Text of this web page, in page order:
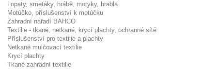
Lopaty, smetáky, hrábě, motyky, hrabla
Motúčko, příslušenství k motúčku
Zahradní nářadí BAHCO
Textilie - tkané, netkané, krycí plachty, ochranné sítě
Příslušenství pro textilie a plachty
Netkané mulčovací textilie
Krycí plachty
Tkané zahradní textilie